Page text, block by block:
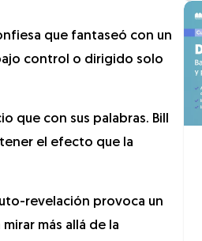
que fantaseó con un
control o dirigido solo
que con sus palabras. Bill
el efecto que la
revelación provoca un
más allá de la